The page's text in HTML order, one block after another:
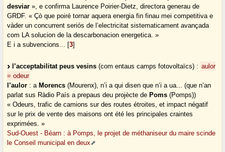
desviar », e confirma Laurence Poirier-Dietz, directora generau de
GRDF. « Çò que poiré tornar aquera energia fin finau mei competitiva e
vàder un concurrent seriós de l’electricitat sistematicament avançada
com LA solucion de la descarbonacion energetica. »
E i a subvencions... [3]
l’acceptabilitat peus vesins (com entaus camps fotovoltaïcs) : aulor
= odeur
l’aulor : a Morencs (Mourenx), n’i a qui disen que n’i a ua... (que n’an
parlat sus Ràdio País a prepaus deu projècte de Poms (Pomps))
« Odeurs, trafic de camions sur des routes étroites, et impact négatif
sur le prix de vente des maisons ont été les principales craintes
exprimées. »
Sud-Ouest - Béarn : à Pomps, le projet de méthaniseur du maire scinde
le Conseil municipal en deux